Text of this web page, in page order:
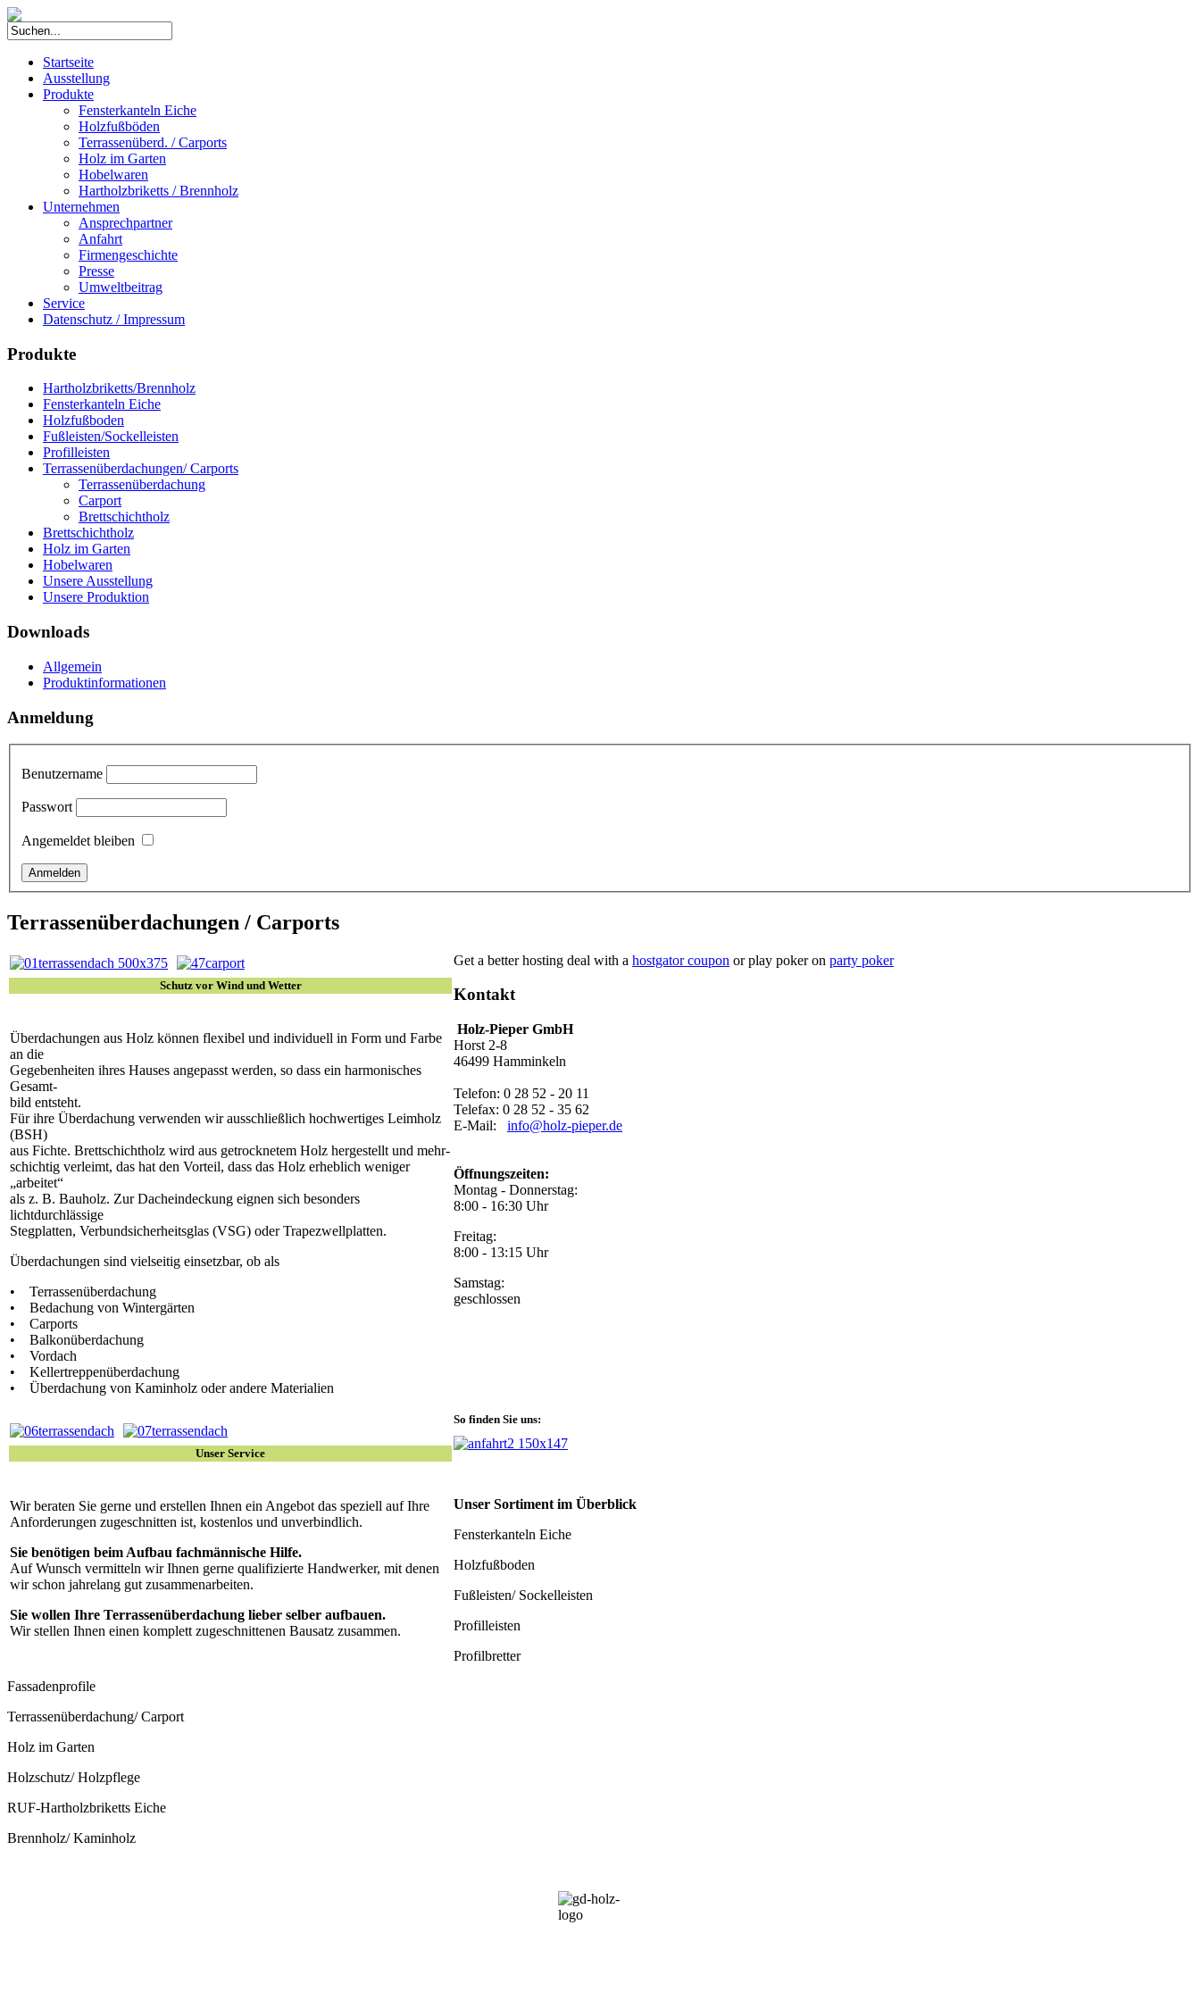
Startseite
Ausstellung
Produkte
Fensterkanteln Eiche
Holzfußböden
Terrassenüberd. / Carports
Holz im Garten
Hobelwaren
Hartholzbriketts / Brennholz
Unternehmen
Ansprechpartner
Anfahrt
Firmengeschichte
Presse
Umweltbeitrag
Service
Datenschutz / Impressum
Produkte
Hartholzbriketts/Brennholz
Fensterkanteln Eiche
Holzfußboden
Fußleisten/Sockelleisten
Profilleisten
Terrassenüberdachungen/ Carports
Terrassenüberdachung
Carport
Brettschichtholz
Brettschichtholz
Holz im Garten
Hobelwaren
Unsere Ausstellung
Unsere Produktion
Downloads
Allgemein
Produktinformationen
Anmeldung
Benutzername
Passwort
Angemeldet bleiben
Terrassenüberdachungen / Carports
Schutz vor Wind und Wetter
Überdachungen aus Holz können flexibel und individuell in Form und Farbe
an die
Gegebenheiten ihres Hauses angepasst werden, so dass ein harmonisches
Gesamt-
bild entsteht.
Für ihre Überdachung verwenden wir ausschließlich hochwertiges Leimholz
(BSH)
aus Fichte. Brettschichtholz wird aus getrocknetem Holz hergestellt und mehr-
schichtig verleimt, das hat den Vorteil, dass das Holz erheblich weniger
„arbeitet“
als z. B. Bauholz. Zur Dacheindeckung eignen sich besonders
lichtdurchlässige
Stegplatten, Verbundsicherheitsglas (VSG) oder Trapezwellplatten.
Überdachungen sind vielseitig einsetzbar, ob als
• Terrassenüberdachung
• Bedachung von Wintergärten
• Carports
• Balkonüberdachung
• Vordach
• Kellertreppenüberdachung
• Überdachung von Kaminholz oder andere Materialien
Unser Service
Wir beraten Sie gerne und erstellen Ihnen ein Angebot das speziell auf Ihre
Anforderungen zugeschnitten ist, kostenlos und unverbindlich.
Sie benötigen beim Aufbau fachmännische Hilfe.
Auf Wunsch vermitteln wir Ihnen gerne qualifizierte Handwerker, mit denen
wir schon jahrelang gut zusammenarbeiten.
Sie wollen Ihre Terrassenüberdachung lieber selber aufbauen.
Wir stellen Ihnen einen komplett zugeschnittenen Bausatz zusammen.
Get a better hosting deal with a hostgator coupon or play poker on party poker
Kontakt
Holz-Pieper GmbH
Horst 2-8
46499 Hamminkeln
Telefon: 0 28 52 - 20 11
Telefax: 0 28 52 - 35 62
E-Mail: info@holz-pieper.de
Öffnungszeiten:
Montag - Donnerstag:
8:00 - 16:30 Uhr
Freitag:
8:00 - 13:15 Uhr
Samstag:
geschlossen
So finden Sie uns:
Unser Sortiment im Überblick
Fensterkanteln Eiche
Holzfußboden
Fußleisten/ Sockelleisten
Profilleisten
Profilbretter
Fassadenprofile
Terrassenüberdachung/ Carport
Holz im Garten
Holzschutz/ Holzpflege
RUF-Hartholzbriketts Eiche
Brennholz/ Kaminholz